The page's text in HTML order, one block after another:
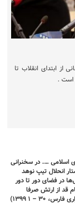
از ابتدای انقلاب تا
است .
اسلامی …. در سخنرانی
انحلال تیپ نوهد
در فضای دور تا دور
قد از ارتش صرفا
فارس، ۳۰
–
۱ ۱۳۹۹)